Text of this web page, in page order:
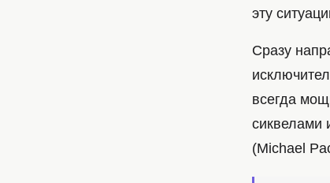
эту
Сразу
всегда
сиквелами
(Michael